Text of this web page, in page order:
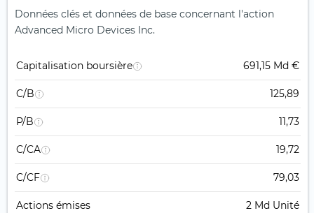
Données clés et données de base concernant l'action
Advanced Micro Devices Inc.
Capitalisation boursière 691,15 Md €
C/B 125,89
P/B 11,73
C/CA 19,72
C/CF 79,03
Actions émises 2 Md Unité